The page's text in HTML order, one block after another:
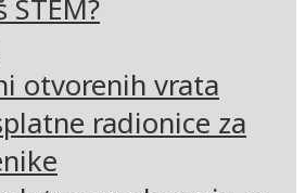
STEM?
otvorenih vrata
radionice za